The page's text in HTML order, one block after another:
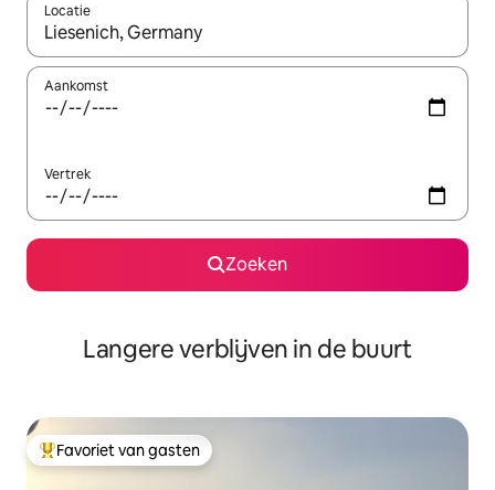
Locatie
Wanneer er resultaten beschikbaar zijn, maak je een keuze
Aankomst
Vertrek
Zoeken
Langere verblijven in de buurt
Topfavoriet van gasten
Favoriet van gasten